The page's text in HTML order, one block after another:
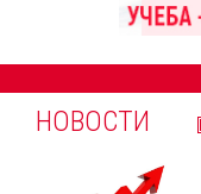
НОВОСТИ